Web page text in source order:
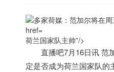
荷兰国家队主帅”/>
直播吧7月16日讯 范
定是否成为荷兰国家队的